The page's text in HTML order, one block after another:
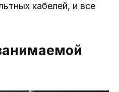
кабелей, и все